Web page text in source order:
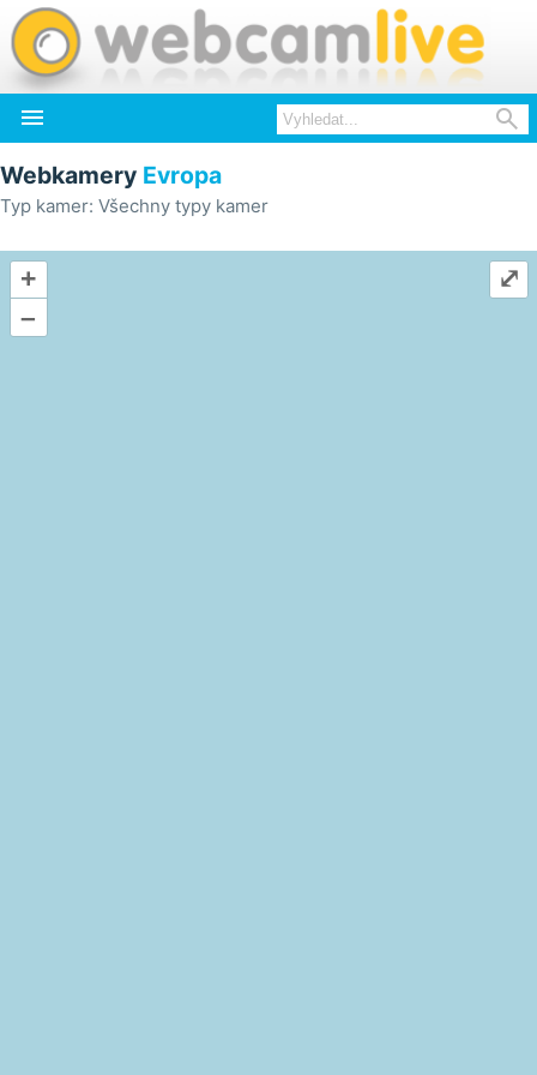
 
Webkamery Evropa
Typ kamer: Všechny typy kamer
+
–
⤢